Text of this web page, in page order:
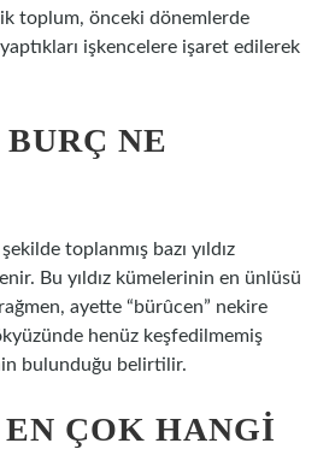
toplum, önceki dönemlerde
işkencelere işaret edilerek
NE
toplanmış bazı yıldız
Bu yıldız kümelerinin en ünlüsü
ayette “bürûcen” nekire
henüz keşfedilmemiş
bulunduğu belirtilir.
EN ÇOK HANGI